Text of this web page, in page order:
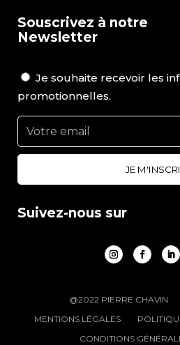
Souscrivez à notre
Newsletter
Je souhaite recevoir les
promotionnelles.
Suivez-nous sur
@2022 PIERRE CHAVIN
MENTIONS LÉGALES
CONDITIONS